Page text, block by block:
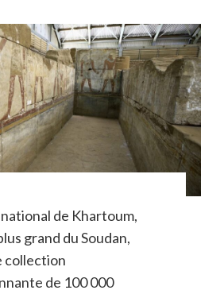
de Khartoum,
grand du Soudan,
collection
de 100 000